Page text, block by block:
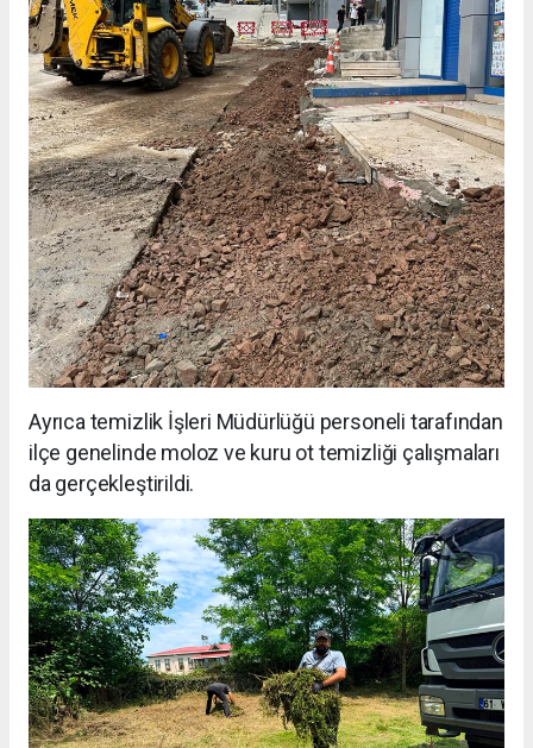
Ayrıca temizlik İşleri Müdürlüğü personeli tarafından
ilçe genelinde moloz ve kuru ot temizliği çalışmaları
da gerçekleştirildi.